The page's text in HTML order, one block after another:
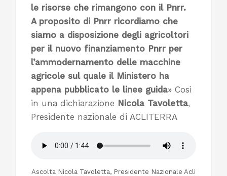
le risorse che rimangono con il Pnrr.
A proposito di Pnrr ricordiamo che
siamo a disposizione degli agricoltori
per il nuovo finanziamento Pnrr per
l’ammodernamento delle macchine
agricole sul quale il Ministero ha
appena pubblicato le linee guida» Così
in una dichiarazione Nicola Tavoletta,
Presidente nazionale di ACLITERRA
Ascolta Nicola Tavoletta, Presidente Nazionale Acli